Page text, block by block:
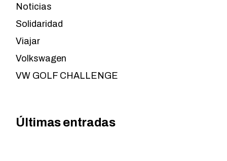
Noticias
Solidaridad
Viajar
Volkswagen
VW GOLF CHALLENGE
Últimas entradas
intereses y
mientras visitas
nuestro sitio,
aumentas la
posibilidad de
ofertas